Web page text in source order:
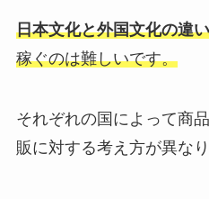
日本文化と外国文化の違
稼ぐのは難しいです。
それぞれの国によって商
販に対する考え方が異なり